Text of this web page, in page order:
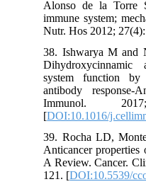
Alonso de la
immune system;
Nutr. Hos 2012;
38. Ishwarya M
system function
antibody
Immunol.
[DOI:10.1016/
39. Rocha LD,
Anticancer
A Review.
121. [